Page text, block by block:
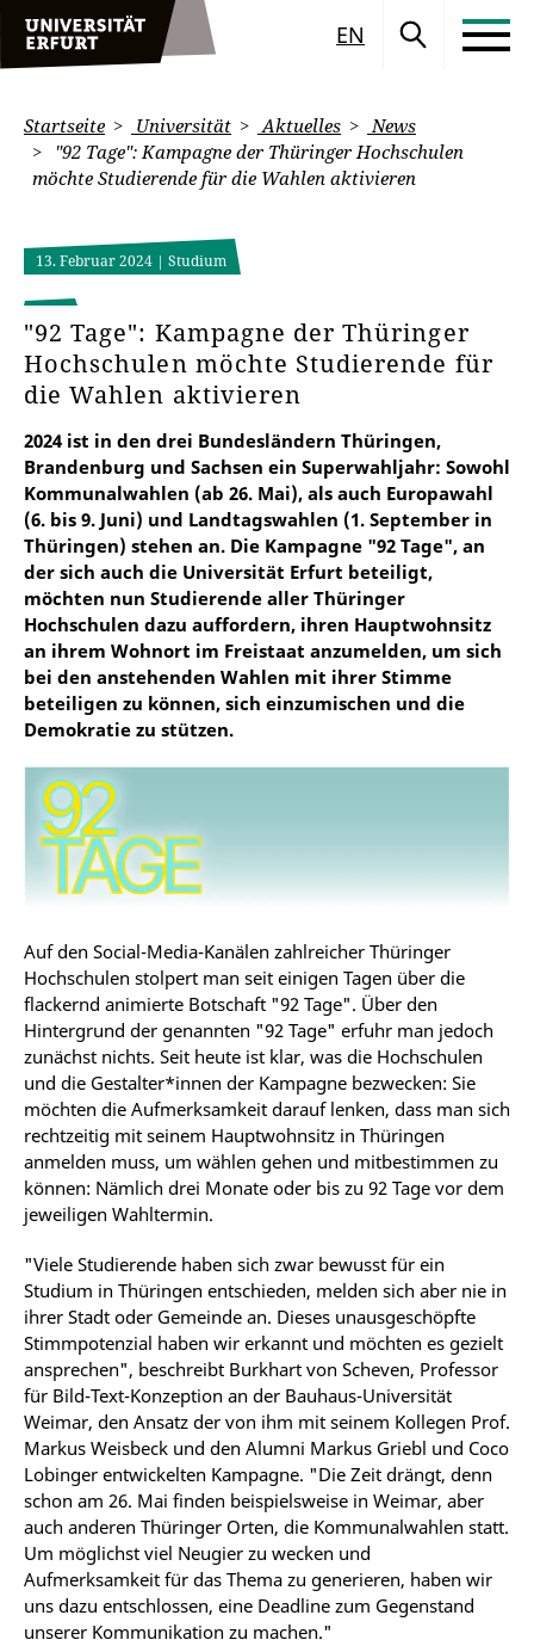
EN
Startseite Universität Aktuelles
News
"92 Tage": Kampagne der Thüringer Hochschulen
möchte Studierende für die Wahlen aktivieren
13. Februar 2024 | Studium
"92 Tage": Kampagne der Thüringer
Hochschulen möchte Studierende für
die Wahlen aktivieren
2024 ist in den drei Bundesländern Thüringen,
Brandenburg und Sachsen ein Superwahljahr: Sowohl
Kommunalwahlen (ab 26. Mai), als auch Europawahl
(6. bis 9. Juni) und Landtagswahlen (1. September in
Thüringen) stehen an. Die Kampagne "92 Tage", an
der sich auch die Universität Erfurt beteiligt,
möchten nun Studierende aller Thüringer
Hochschulen dazu auffordern, ihren Hauptwohnsitz
an ihrem Wohnort im Freistaat anzumelden, um sich
bei den anstehenden Wahlen mit ihrer Stimme
beteiligen zu können, sich einzumischen und die
Demokratie zu stützen.
Auf den Social-Media-Kanälen zahlreicher Thüringer
Hochschulen stolpert man seit einigen Tagen über die
flackernd animierte Botschaft "92 Tage". Über den
Hintergrund der genannten "92 Tage" erfuhr man jedoch
zunächst nichts. Seit heute ist klar, was die Hochschulen
und die Gestalter*innen der Kampagne bezwecken: Sie
möchten die Aufmerksamkeit darauf lenken, dass man sich
rechtzeitig mit seinem Hauptwohnsitz in Thüringen
anmelden muss, um wählen gehen und mitbestimmen zu
können: Nämlich drei Monate oder bis zu 92 Tage vor dem
jeweiligen Wahltermin.
"Viele Studierende haben sich zwar bewusst für ein
Studium in Thüringen entschieden, melden sich aber nie in
ihrer Stadt oder Gemeinde an. Dieses unausgeschöpfte
Stimmpotenzial haben wir erkannt und möchten es gezielt
ansprechen", beschreibt Burkhart von Scheven, Professor
für Bild-Text-Konzeption an der Bauhaus-Universität
Weimar, den Ansatz der von ihm mit seinem Kollegen Prof.
Markus Weisbeck und den Alumni Markus Griebl und Coco
Lobinger entwickelten Kampagne. "Die Zeit drängt, denn
schon am 26. Mai finden beispielsweise in Weimar, aber
auch anderen Thüringer Orten, die Kommunalwahlen statt.
Um möglichst viel Neugier zu wecken und
Aufmerksamkeit für das Thema zu generieren, haben wir
uns dazu entschlossen, eine Deadline zum Gegenstand
unserer Kommunikation zu machen."